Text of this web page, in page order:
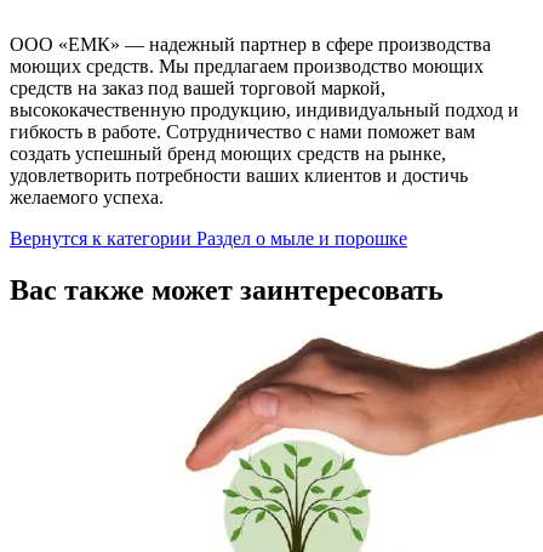
ООО «ЕМК» — надежный партнер в сфере производства
моющих средств. Мы предлагаем производство моющих
средств на заказ под вашей торговой маркой,
высококачественную продукцию, индивидуальный подход и
гибкость в работе. Сотрудничество с нами поможет вам
создать успешный бренд моющих средств на рынке,
удовлетворить потребности ваших клиентов и достичь
желаемого успеха.
Вернутся к категории Раздел о мыле и порошке
Вас также может заинтересовать